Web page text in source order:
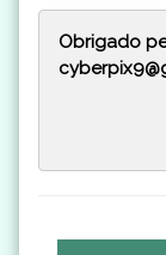
Obrigado